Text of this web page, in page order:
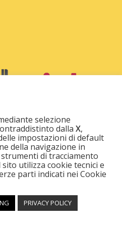
o regala
autentiche e
per vivere e far
emozioni!
Foodurist – P.I. 1300246096
selezione
dalla X,
impostazioni di default
della navigazione in
di tracciamento
utilizza cookie tecnici e
parti indicati nei Cookie
PRIVACY POLICY